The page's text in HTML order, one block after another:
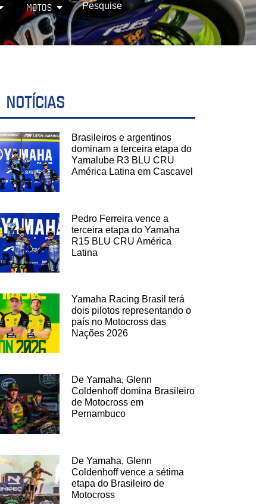
MOTOS
NOTÍCIAS
Brasileiros e argentinos
dominam a terceira etapa do
Yamalube R3 BLU CRU
América Latina em Cascavel
Pedro Ferreira vence a
terceira etapa do Yamaha
R15 BLU CRU América
Latina
Yamaha Racing Brasil terá
dois pilotos representando o
país no Motocross das
Nações 2026
De Yamaha, Glenn
Coldenhoff domina Brasileiro
de Motocross em
Pernambuco
De Yamaha, Glenn
Coldenhoff vence a sétima
etapa do Brasileiro de
Motocross